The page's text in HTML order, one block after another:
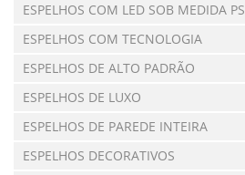
ESPELHOS COM LED SOB MEDIDA
ESPELHOS COM TECNOLOGIA
ESPELHOS DE ALTO PADRÃO
ESPELHOS DE LUXO
ESPELHOS DE PAREDE INTEIRA
ESPELHOS DECORATIVOS